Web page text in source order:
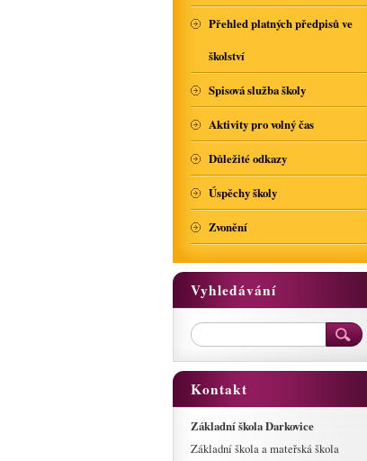
Přehled platných předpisů ve
školství
Spisová služba školy
Aktivity pro volný čas
Důležité odkazy
Úspěchy školy
Zvonění
Vyhledávání
Kontakt
Základní škola Darkovice
Základní škola a mateřská škola